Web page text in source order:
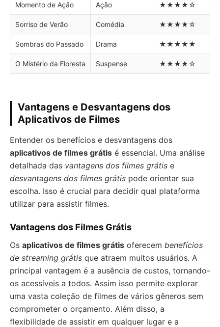
Momento de Ação Ação ★★★★☆
Sorriso de Verão Comédia ★★★★☆
Sombras do Passado Drama ★★★★★
O Mistério da Floresta Suspense ★★★★☆
Vantagens e Desvantagens dos
Aplicativos de Filmes
Entender os benefícios e desvantagens dos
aplicativos de filmes grátis é essencial. Uma análise
detalhada das vantagens dos filmes grátis e
desvantagens dos filmes grátis pode orientar sua
escolha. Isso é crucial para decidir qual plataforma
utilizar para assistir filmes.
Vantagens dos Filmes Grátis
Os aplicativos de filmes grátis oferecem benefícios
de streaming grátis que atraem muitos usuários. A
principal vantagem é a ausência de custos, tornando-
os acessíveis a todos. Assim isso permite explorar
uma vasta coleção de filmes de vários gêneros sem
comprometer o orçamento. Além disso, a
flexibilidade de assistir em qualquer lugar e a